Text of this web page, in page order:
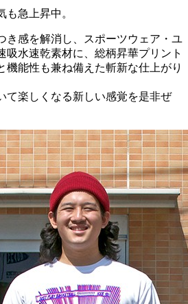
も急上昇中。
き感を解消し、スポーツウェア・ユ
吸水速乾素材に、総柄昇華プリント
機能性も兼ね備えた斬新な仕上がり
て楽しくなる新しい感覚を是非ぜ